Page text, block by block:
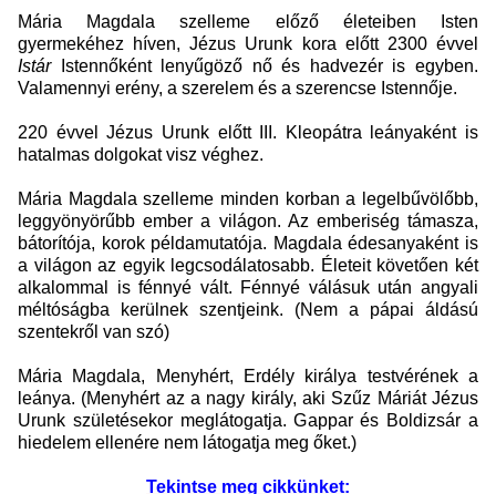
Mária Magdala szelleme előző életeiben Isten
gyermekéhez híven, Jézus Urunk kora előtt 2300 évvel
IstárIstennőként lenyűgöző nő és hadvezér is egyben.
Valamennyi erény, a szerelem és a szerencse Istennője.
220 évvel Jézus Urunk előtt III. Kleopátra leányaként is
hatalmas dolgokat visz véghez.
Mária Magdala szelleme minden korban a legelbűvölőbb,
leggyönyörűbb ember a világon. Az emberiség támasza,
bátorítója, korok példamutatója. Magdala édesanyaként is
a világon az egyik legcsodálatosabb. Életeit követően két
alkalommal is fénnyé vált. Fénnyé válásuk után angyali
méltóságba kerülnek szentjeink. (Nem a pápai áldású
szentekről van szó)
Mária Magdala, Menyhért, Erdély királya testvérének a
leánya. (Menyhért az a nagy király, aki Szűz Máriát Jézus
Urunk születésekor meglátogatja. Gappar és Boldizsár a
hiedelem ellenére nem látogatja meg őket.)
Tekintse meg cikkünket: